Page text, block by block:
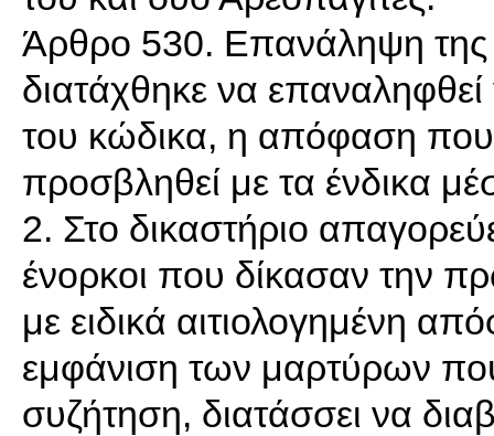
Άρθρο 530. Επανάληψη
διατάχθηκε να επαναληφθεί
του κώδικα, η απόφαση που
προσβληθεί με τα ένδικα
2. Στο δικαστήριο
ένορκοι που δίκασαν την
με ειδικά αιτιολογημένη
εμφάνιση των μαρτύρων
συζήτηση, διατάσσει να